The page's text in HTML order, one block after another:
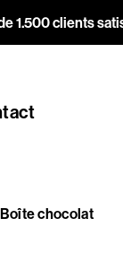
1.500 clients
Boîte chocolat